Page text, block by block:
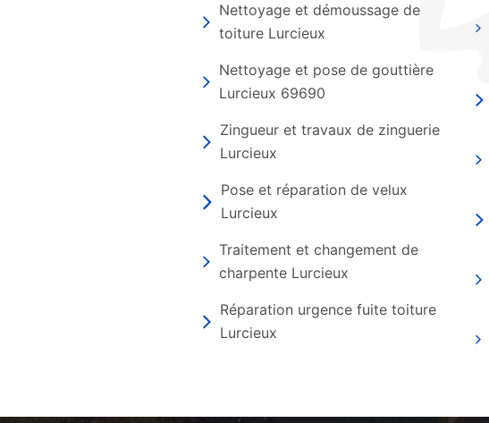
Nettoyage et démoussage de
toiture Lurcieux
Nettoyage et pose de gouttière
Lurcieux 69690
Zingueur et travaux de zinguerie
Lurcieux
Pose et réparation de velux
Lurcieux
Traitement et changement de
charpente Lurcieux
Réparation urgence fuite toiture
Lurcieux